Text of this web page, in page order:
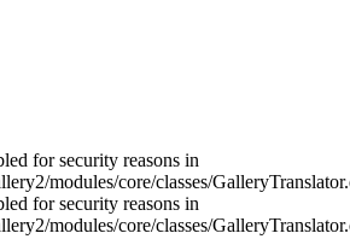
for security reasons in
modules/core/classes/
for security reasons in
modules/core/classes/